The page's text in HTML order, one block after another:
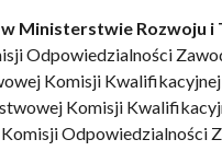
Ministerstwie Rozwoju i
Odpowiedzialności
Komisji Kwalifikacyjnej
Komisji
Odpowiedzialności